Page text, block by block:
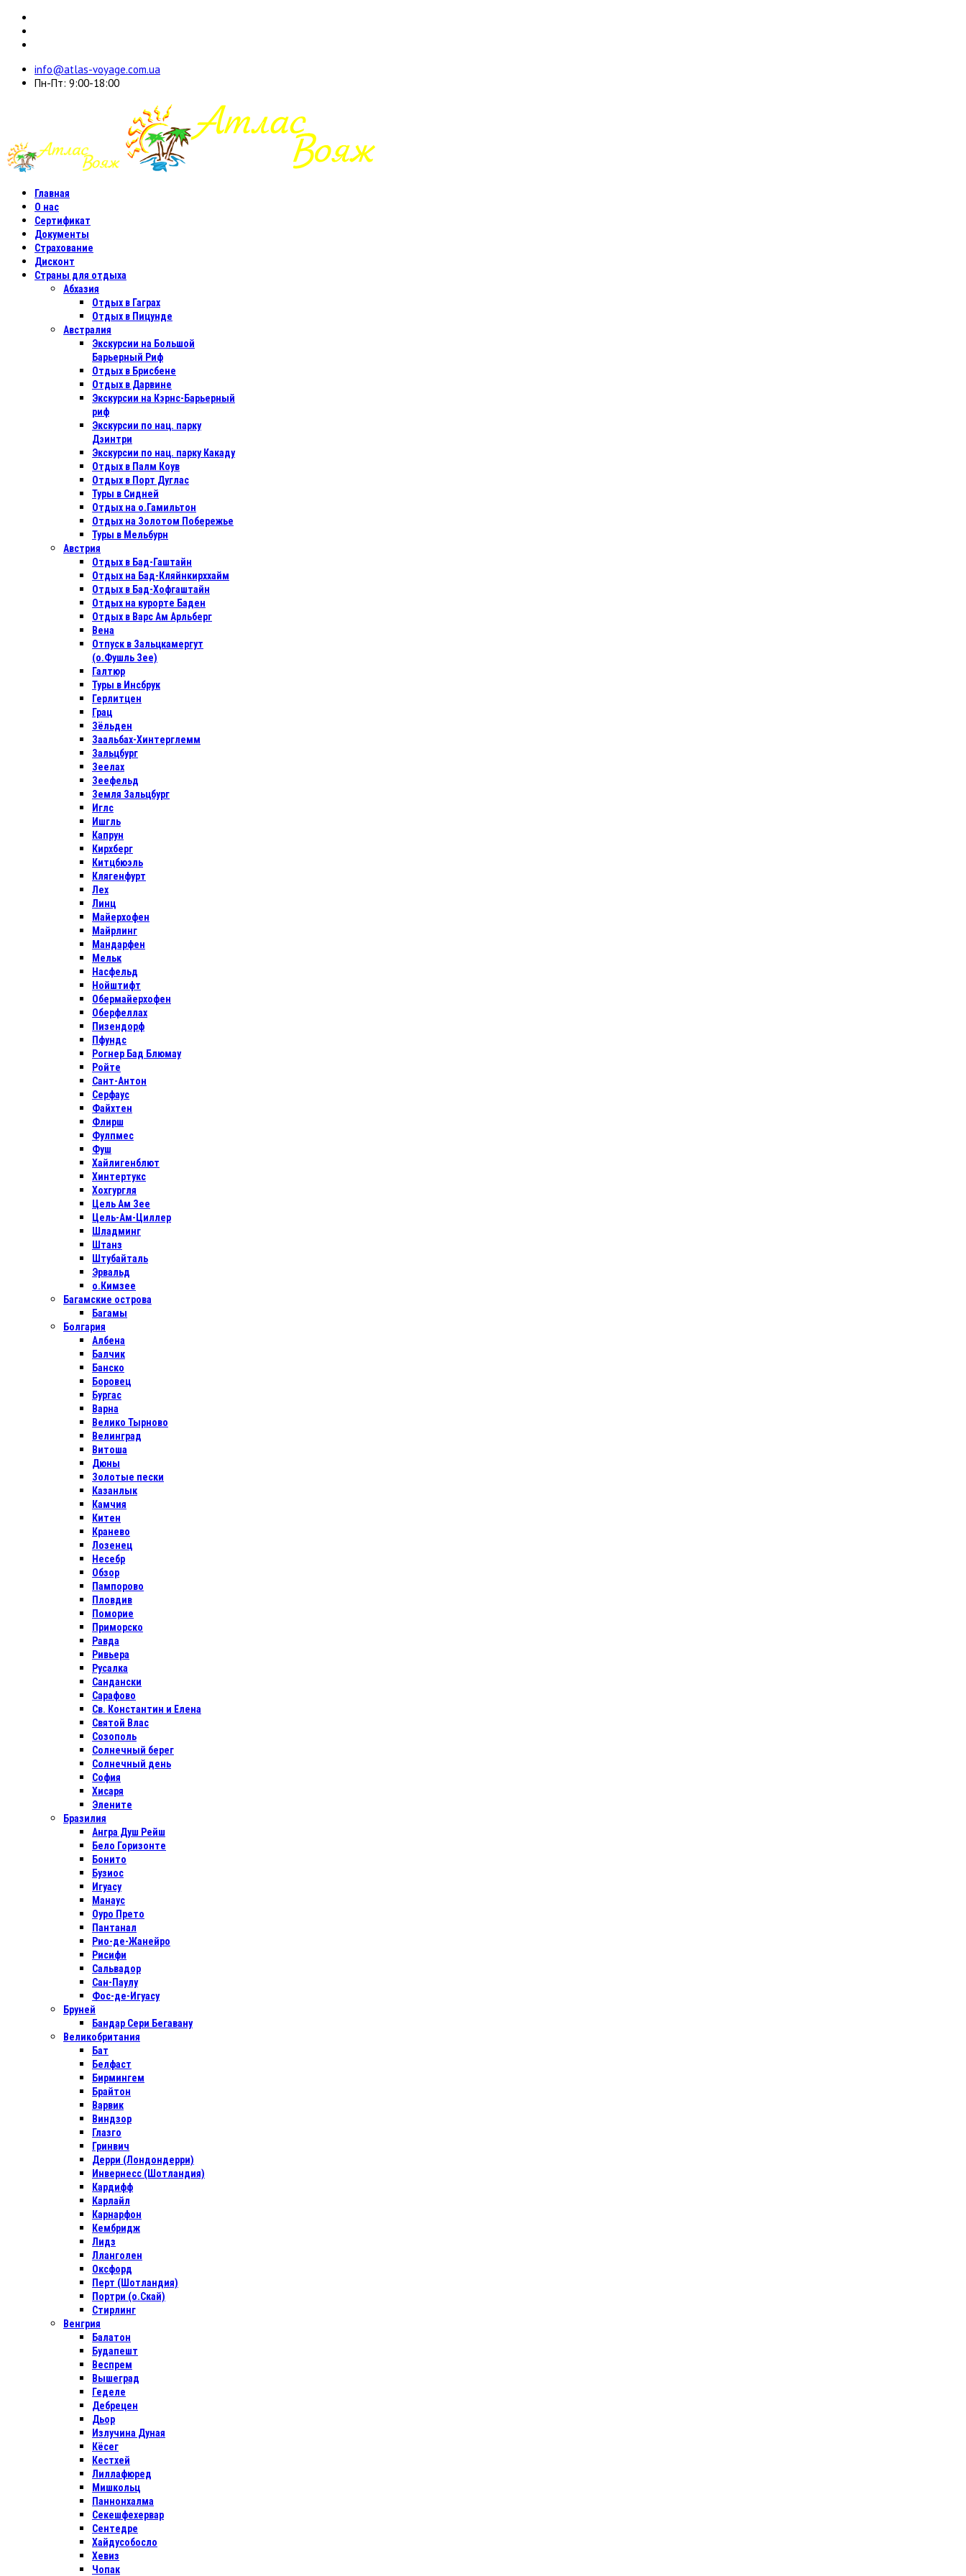
info@atlas-voyage.com.ua
Пн-Пт: 9:00-18:00
Главная
О нас
Сертификат
Документы
Страхование
Дисконт
Страны для отдыха
Абхазия
Отдых в Гаграх
Отдых в Пицунде
Австралия
Экскурсии на Большой
Барьерный Риф
Отдых в Бриcбене
Отдых в Дарвине
Экскурсии на Кэрнс-Барьерный
риф
Экскурсии по нац. парку
Дэинтри
Экскурсии по нац. парку Какаду
Отдых в Палм Коув
Отдых в Порт Дуглас
Туры в Сидней
Отдых на о.Гамильтон
Отдых на Золотом Побережье
Туры в Мельбурн
Австрия
Отдых в Бад-Гаштайн
Отдых на Бад-Кляйнкирххайм
Отдых в Бад-Хофгаштайн
Отдых на курорте Баден
Отдых в Варс Ам Арльберг
Вена
Отпуск в Зальцкамергут
(о.Фушль Зее)
Галтюр
Туры в Инсбрук
Герлитцен
Грац
Зёльден
Заальбах-Хинтерглемм
Зальцбург
Зеелах
Зеефельд
Земля Зальцбург
Иглс
Ишгль
Капрун
Кирхберг
Китцбюэль
Клягенфурт
Лех
Линц
Майерхофен
Майрлинг
Мандарфен
Мельк
Насфельд
Нойштифт
Обермайерхофен
Оберфеллах
Пизендорф
Пфундс
Рогнер Бад Блюмау
Ройте
Сант-Антон
Серфаус
Файхтен
Флирш
Фулпмес
Фуш
Хайлигенблют
Хинтертукс
Хохгургля
Цель Ам Зее
Цель-Ам-Циллер
Шладминг
Штанз
Штубайталь
Эрвальд
о.Кимзее
Багамские острова
Багамы
Болгария
Албена
Балчик
Банско
Боровец
Бургас
Варна
Велико Тырново
Велинград
Витоша
Дюны
Золотые пески
Казанлык
Камчия
Китен
Кранево
Лозенец
Несебр
Обзор
Пампорово
Пловдив
Поморие
Приморско
Равда
Ривьера
Русалка
Сандански
Сарафово
Св. Константин и Елена
Святой Влас
Созополь
Солнечный берег
Солнечный день
София
Хисаря
Элените
Бразилия
Ангра Душ Рейш
Бело Горизонте
Бонито
Бузиос
Игуасу
Манаус
Оуро Прето
Пантанал
Рио-де-Жанейро
Рисифи
Сальвадор
Сан-Паулу
Фос-де-Игуасу
Бруней
Бандар Сери Бегавану
Великобритания
Бат
Белфаст
Бирмингем
Брайтон
Варвик
Виндзор
Глазго
Гринвич
Дерри (Лондондерри)
Инвернесс (Шотландия)
Кардифф
Карлайл
Карнарфон
Кембридж
Лидз
Лланголен
Оксфорд
Перт (Шотландия)
Портри (о.Скай)
Стирлинг
Венгрия
Балатон
Будапешт
Веспрем
Вышеград
Геделе
Дебрецен
Дьор
Излучина Дуная
Кёсег
Кестхей
Лиллафюред
Мишкольц
Паннонхалма
Секешфехервар
Сентедре
Хайдусобосло
Хевиз
Чопак